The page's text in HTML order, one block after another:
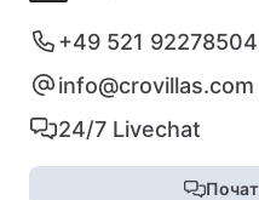
+49 521 92278504
info@crovillas.com
24/7 Livechat